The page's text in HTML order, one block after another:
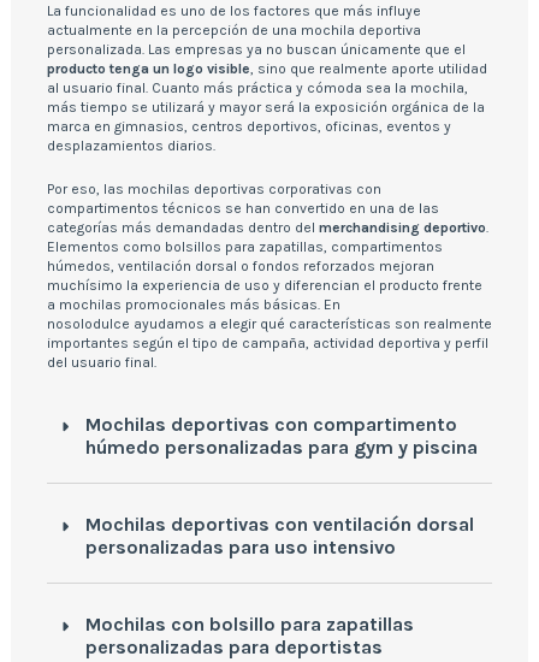
La funcionalidad es uno de los factores que más influye
actualmente en la percepción de una mochila deportiva
personalizada. Las empresas ya no buscan únicamente que el
producto tenga un logo visible , sino que realmente aporte utilidad
al usuario final. Cuanto más práctica y cómoda sea la mochila,
más tiempo se utilizará y mayor será la exposición orgánica de la
marca en gimnasios, centros deportivos, oficinas, eventos y
desplazamientos diarios.
Por eso, las mochilas deportivas corporativas con
compartimentos técnicos se han convertido en una de las
categorías más demandadas dentro del merchandising deportivo
Elementos como bolsillos para zapatillas, compartimentos
húmedos, ventilación dorsal o fondos reforzados mejoran
muchísimo la experiencia de uso y diferencian el producto frente
a mochilas promocionales más básicas. En
nosolodulce ayudamos a elegir qué características son realmente
importantes según el tipo de campaña, actividad deportiva y perfil
del usuario final.
Mochilas deportivas con compartimento
húmedo personalizadas para gym y piscina
Mochilas deportivas con ventilación dorsal
personalizadas para uso intensivo
Mochilas con bolsillo para zapatillas
personalizadas para deportistas